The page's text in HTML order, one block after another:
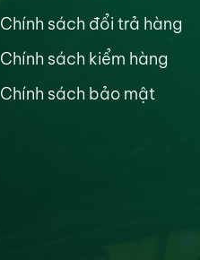
Chính sách đổi trả hàng
Chính sách kiểm hàng
Chính sách bảo mật